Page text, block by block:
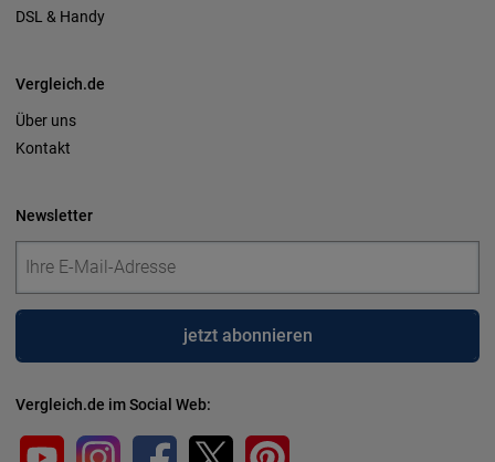
DSL & Handy
Vergleich.de
Über uns
Kontakt
Newsletter
jetzt abonnieren